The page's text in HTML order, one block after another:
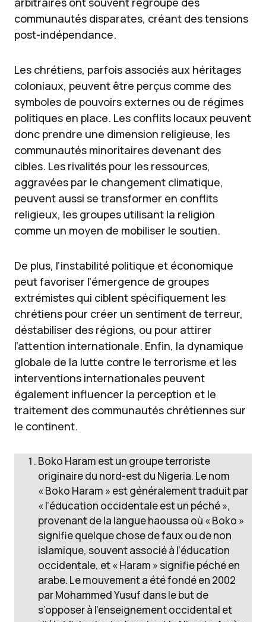
communautés disparates, créant des tensions
post-indépendance.
Les chrétiens, parfois associés aux héritages
coloniaux, peuvent être perçus comme des
symboles de pouvoirs externes ou de régimes
politiques en place. Les conflits locaux peuvent
donc prendre une dimension religieuse, les
communautés minoritaires devenant des
cibles. Les rivalités pour les ressources,
aggravées par le changement climatique,
peuvent aussi se transformer en conflits
religieux, les groupes utilisant la religion
comme un moyen de mobiliser le soutien.
De plus, l’instabilité politique et économique
peut favoriser l’émergence de groupes
extrémistes qui ciblent spécifiquement les
chrétiens pour créer un sentiment de terreur,
déstabiliser des régions, ou pour attirer
l’attention internationale. Enfin, la dynamique
globale de la lutte contre le terrorisme et les
interventions internationales peuvent
également influencer la perception et le
traitement des communautés chrétiennes sur
le continent.
Boko Haram est un groupe terroriste
originaire du nord-est du Nigeria. Le nom
« Boko Haram » est généralement traduit par
« l’éducation occidentale est un péché »,
provenant de la langue haoussa où « Boko »
signifie quelque chose de faux ou de non
islamique, souvent associé à l’éducation
occidentale, et « Haram » signifie péché en
arabe. Le mouvement a été fondé en 2002
par Mohammed Yusuf dans le but de
s’opposer à l’enseignement occidental et